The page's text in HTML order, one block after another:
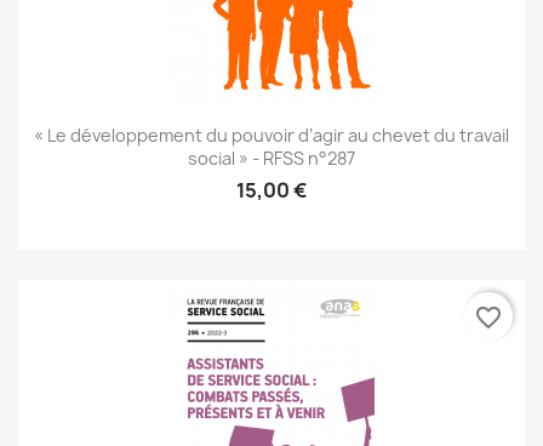
« Le développement du pouvoir d’agir au chevet du travail
social » - RFSS n°287
15,00 €
favorite_border